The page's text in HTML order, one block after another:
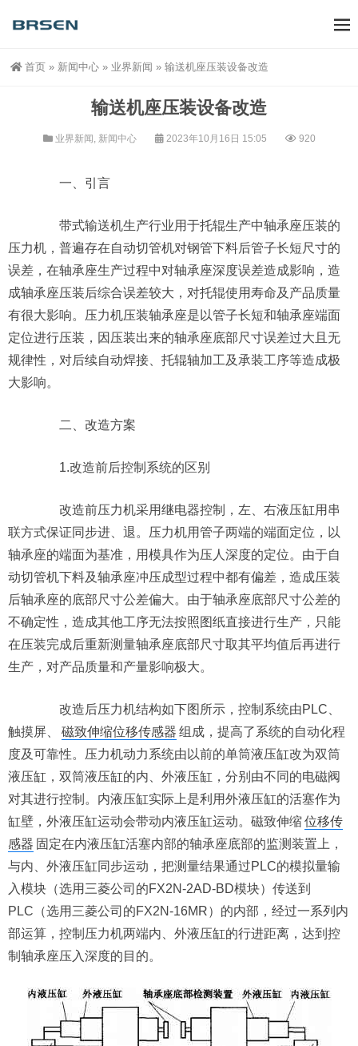
首页 » 新闻中心 » 业界新闻 » 输送机座压装设备改造
输送机座压装设备改造
业界新闻 , 新闻中心 2023年10月16日 15:05 920
一、引言
带式输送机生产行业用于托辊生产中轴承座压装的
压力机，普遍存在自动切管机对钢管下料后管子长短尺寸的
误差，在轴承座生产过程中对轴承座深度误差造成影响，造
成轴承座压装后综合误差较大，对托辊使用寿命及产品质量
有很大影响。压力机压装轴承座是以管子长短和轴承座端面
定位进行压装，因压装出来的轴承座底部尺寸误差过大且无
规律性，对后续自动焊接、托辊轴加工及承装工序等造成极
大影响。
二、改造方案
1.改造前后控制系统的区别
改造前压力机采用继电器控制，左、右液压缸用串
联方式保证同步进、退。压力机用管子两端的端面定位，以
轴承座的端面为基准，用模具作为压人深度的定位。由于自
动切管机下料及轴承座冲压成型过程中都有偏差，造成压装
后轴承座的底部尺寸公差偏大。由于轴承座底部尺寸公差的
不确定性，造成其他工序无法按照图纸直接进行生产，只能
在压装完成后重新测量轴承座底部尺寸取其平均值后再进行
生产，对产品质量和产量影响极大。
改造后压力机结构如下图所示，控制系统由PLC、
触摸屏、
磁致伸缩位移传感器 组成，提高了系统的自动化程
度及可靠性。压力机动力系统由以前的单筒液压缸改为双筒
液压缸，双筒液压缸的内、外液压缸，分别由不同的电磁阀
对其进行控制。内液压缸实际上是利用外液压缸的活塞作为
缸壁，外液压缸运动会带动内液压缸运动。磁致伸缩位移传
感器 固定在内液压缸活塞内部的轴承座底部的监测装置上，
与内、外液压缸同步运动，把测量结果通过PLC的模拟量输
入模块（选用三菱公司的FX2N-2AD-BD模块）传送到
PLC（选用三菱公司的FX2N-16MR）的内部，经过一系列内
部运算，控制压力机两端内、外液压缸的行进距离，达到控
制轴承座压入深度的目的。